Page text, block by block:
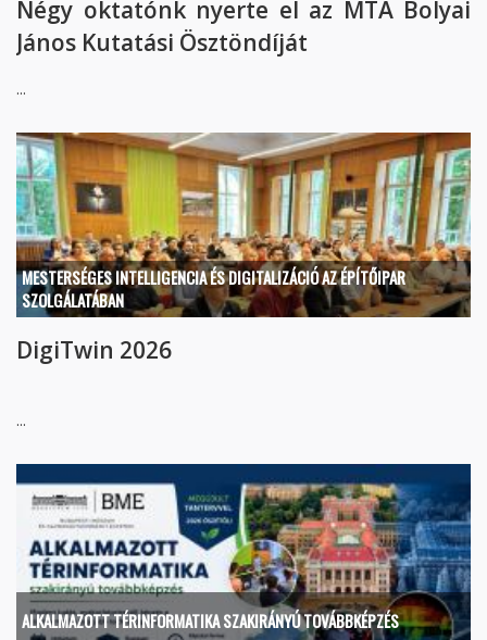
Négy oktatónk nyerte el az MTA Bolyai
János Kutatási Ösztöndíját
...
MESTERSÉGES INTELLIGENCIA ÉS DIGITALIZÁCIÓ AZ ÉPÍTŐIPAR
SZOLGÁLATÁBAN
DigiTwin 2026
...
ALKALMAZOTT TÉRINFORMATIKA SZAKIRÁNYÚ TOVÁBBKÉPZÉS